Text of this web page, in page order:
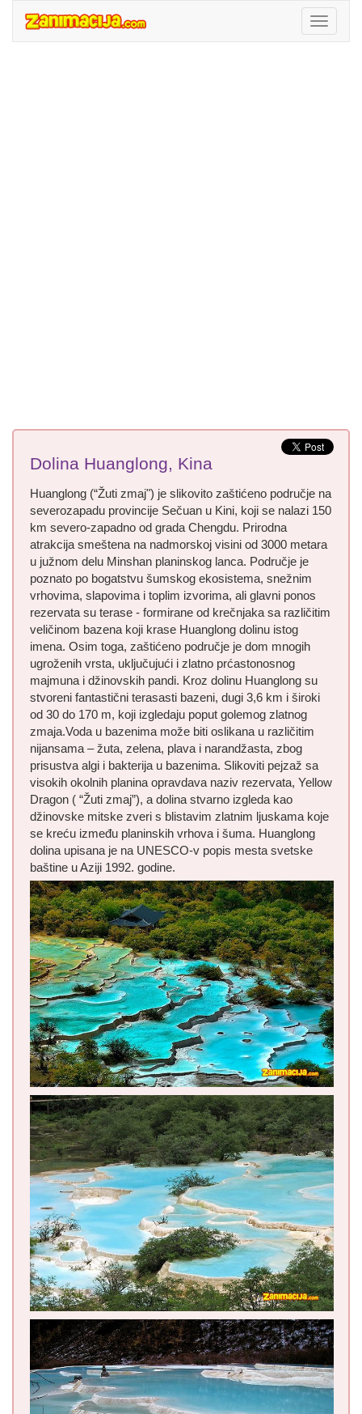
Dolina Huanglong, Kina
Huanglong (“Žuti zmaj") je slikovito zaštićeno područje na
severozapadu provincije Sečuan u Kini, koji se nalazi 150
km severo-zapadno od grada Chengdu. Prirodna
atrakcija smeštena na nadmorskoj visini od 3000 metara
u južnom delu Minshan planinskog lanca. Područje je
poznato po bogatstvu šumskog ekosistema, snežnim
vrhovima, slapovima i toplim izvorima, ali glavni ponos
rezervata su terase - formirane od krečnjaka sa različitim
veličinom bazena koji krase Huanglong dolinu istog
imena. Osim toga, zaštićeno područje je dom mnogih
ugroženih vrsta, uključujući i zlatno prćastonosnog
majmuna i džinovskih pandi. Kroz dolinu Huanglong su
stvoreni fantastični terasasti bazeni, dugi 3,6 km i široki
od 30 do 170 m, koji izgledaju poput golemog zlatnog
zmaja.Voda u bazenima može biti oslikana u različitim
nijansama – žuta, zelena, plava i narandžasta, zbog
prisustva algi i bakterija u bazenima. Slikoviti pejzaž sa
visokih okolnih planina opravdava naziv rezervata, Yellow
Dragon ( “Žuti zmaj”), a dolina stvarno izgleda kao
džinovske mitske zveri s blistavim zlatnim ljuskama koje
se kreću između planinskih vrhova i šuma. Huanglong
dolina upisana je na UNESCO-v popis mesta svetske
baštine u Aziji 1992. godine.